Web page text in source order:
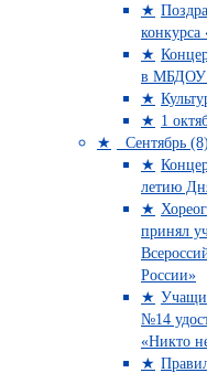
конкурса
в МБДОУ
1
Сентябрь (8)
летию
принял
России»
№14
«Никто